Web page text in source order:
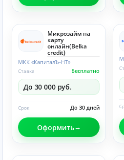
Микрозайм на
карту
онлайн(Belka
credit)
МКК «КапиталЪ-НТ»
Бесплатно
Ставка
До 30 000 руб.
До 30 дней
Срок
Оформить